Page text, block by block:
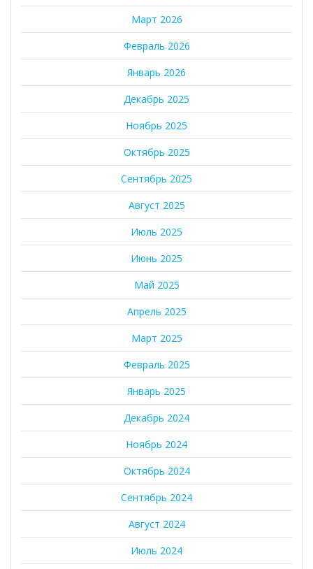
Март 2026
Февраль 2026
Январь 2026
Декабрь 2025
Ноябрь 2025
Октябрь 2025
Сентябрь 2025
Август 2025
Июль 2025
Июнь 2025
Май 2025
Апрель 2025
Март 2025
Февраль 2025
Январь 2025
Декабрь 2024
Ноябрь 2024
Октябрь 2024
Сентябрь 2024
Август 2024
Июль 2024